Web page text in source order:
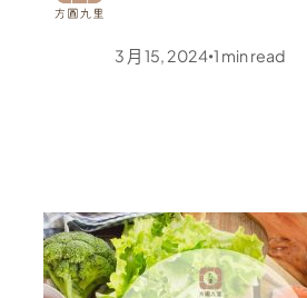
3 月 15, 2024•1 min read